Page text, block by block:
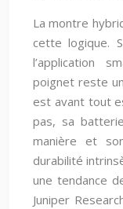
La montre
cette logique.
l’application
poignet reste
est avant tout
pas, sa
manière et
durabilité
une tendance
Juniper